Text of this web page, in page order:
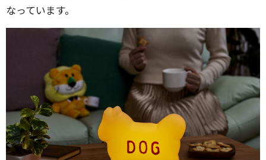
なっています。